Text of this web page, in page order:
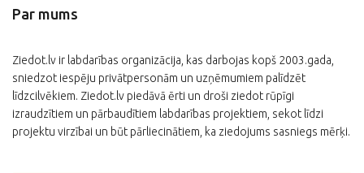
Par mums
Ziedot.lv ir labdarības organizācija, kas darbojas kopš 2003.gada,
sniedzot iespēju privātpersonām un uzņēmumiem palīdzēt
līdzcilvēkiem. Ziedot.lv piedāvā ērti un droši ziedot rūpīgi
izraudzītiem un pārbaudītiem labdarības projektiem, sekot līdzi
projektu virzībai un būt pārliecinātiem, ka ziedojums sasniegs mērķi.